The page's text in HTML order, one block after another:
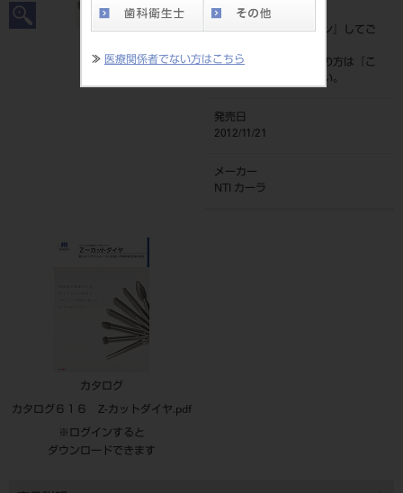
≫ 医療関係者でない方はこちら
標準価格
価格の確認は『ログイン
』してご
ネット会員登録がまだの方は『
こ
』より登録ください。
発売日
2012/11/21
メーカー
NTI カーラ
カタログ
カタログ６１６ Z-カットダイヤ.pdf
※ログインすると
ダウンロードできます